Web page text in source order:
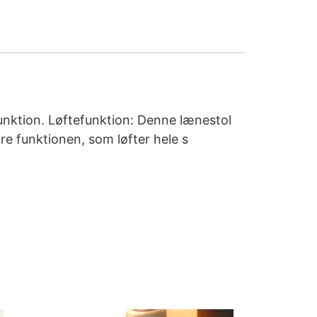
Løftefunktion: Denne lænestol
funktionen, som løfter hele s